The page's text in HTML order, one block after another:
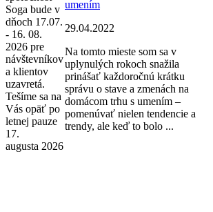
Soga bude v
dňoch 17.07.
- 16. 08.
2026 pre
návštevníkov
a klientov
uzavretá.
Tešíme sa na
Vás opäť po
letnej pauze
17.
augusta 2026
umením
29.04.2022
Na tomto mieste som sa v
uplynulých rokoch snažila
prinášať každoročnú krátku
správu o stave a zmenách na
domácom trhu s umením –
pomenúvať nielen tendencie a
trendy, ale keď to bolo ...